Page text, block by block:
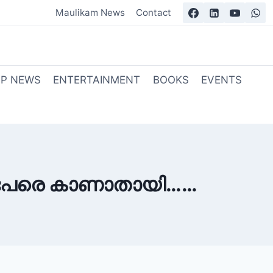
Maulikam News Contact
NEWS ENTERTAINMENT BOOKS EVENTS
കാണാതായി……